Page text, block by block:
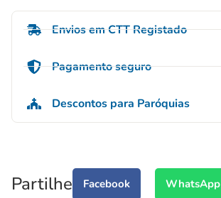
Envios em CTT Registado
Pagamento seguro
Descontos para Paróquias
Partilhe Facebook WhatsApp